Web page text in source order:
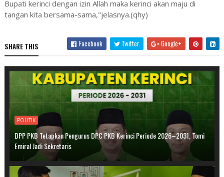
Bupati kerinci dengan izin Allah maka kerinci akan maju di
tangan kita bersama-sama,"jelasnya.(qhy)
SHARE THIS Facebook Twitter Google+
POLITIK
DPP PKB Tetapkan Pengurus DPC PKB Kerinci Periode 2026–2031, Tomi
Emiral Jadi Sekretaris